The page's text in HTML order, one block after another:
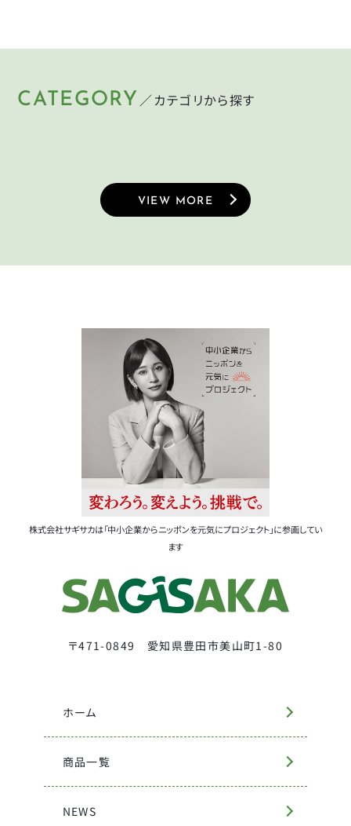
タイヤチューブパーツ
ライト・反射板
CLOSE
真田嘉商店
東京ベル製作所
日本パレード
宝商
CLOSE
CATEGORY ／カテゴリから探す
HELMET LIGHT
VIEW MORE
株式会社サギサカは「中小企業からニッポンを元気にプロジェクト」に参画してい
ます
〒471-0849 愛知県豊田市美山町1-80
ホーム
商品一覧
NEWS